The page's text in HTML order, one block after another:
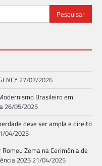
27/07/2026
Brasileiro em
26/05/2025
deve ser ampla e direito
04/2025
Zema na Cerimônia de
2025 21/04/2025